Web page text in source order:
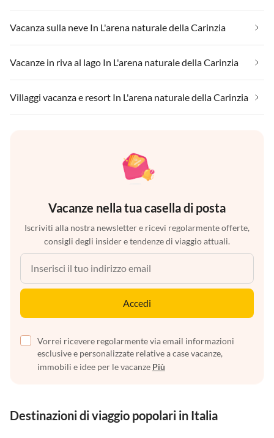
Vacanza sulla neve In L'arena naturale della Carinzia
Vacanze in riva al lago In L'arena naturale della Carinzia
Villaggi vacanza e resort In L'arena naturale della Carinzia
Vacanze nella tua casella di posta
Iscriviti alla nostra newsletter e ricevi regolarmente offerte,
consigli degli insider e tendenze di viaggio attuali.
Accedi
Vorrei ricevere regolarmente via email informazioni
esclusive e personalizzate relative a case vacanze,
immobili e idee per le vacanze Più
Destinazioni di viaggio popolari in Italia